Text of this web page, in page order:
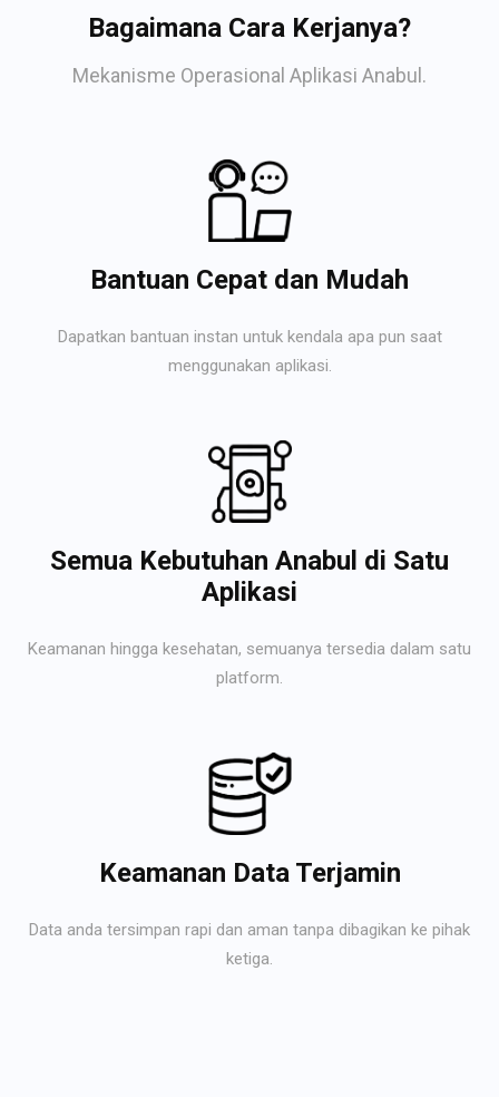
Bagaimana Cara Kerjanya?
Mekanisme Operasional Aplikasi Anabul.
Bantuan Cepat dan Mudah
Dapatkan bantuan instan untuk kendala apa pun saat
menggunakan aplikasi.
Semua Kebutuhan Anabul di Satu
Aplikasi
Keamanan hingga kesehatan, semuanya tersedia dalam satu
platform.
Keamanan Data Terjamin
Data anda tersimpan rapi dan aman tanpa dibagikan ke pihak
ketiga.